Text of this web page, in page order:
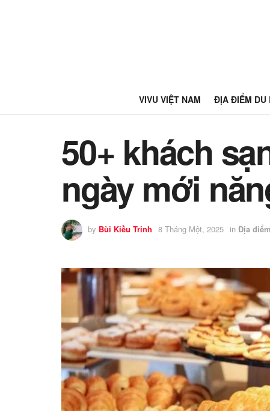
VIVU VIỆT NAM ĐỊA ĐIỂM DU
50+ khách
ngày mới
by Bùi Kiều Trinh 8 Tháng Một, 2025 in Địa